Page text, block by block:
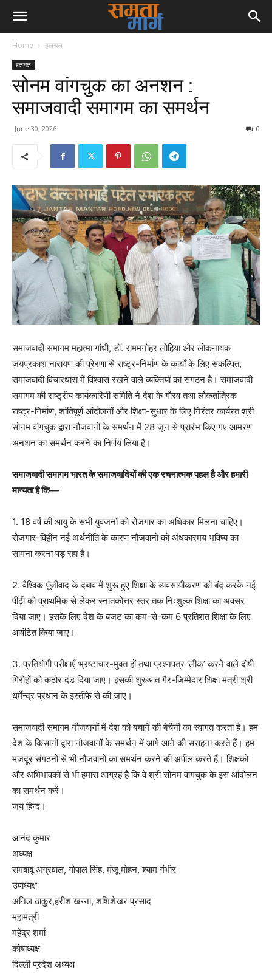
Home हलचल
हलचल
सोनम वांगचुक का अनशन :
समाजवादी समागम का समर्थन
June 30, 2026 0
समाजवादी समागम महात्मा गांधी, डॉ. राममनोहर लोहिया और लोकनायक
जयप्रकाश नारायण की प्रेरणा से राष्ट्र-निर्माण के कार्यों के लिए संकल्पित,
समाजवादी विचारधारा में विश्वास रखने वाले व्यक्तियों का संगठन है। समाजवादी
समागम की राष्ट्रीय कार्यकारिणी समिति ने देश के गौरव तथा लोकतांत्रिक
राष्ट्र-निर्माण, शांतिपूर्ण आंदोलनों और शिक्षा-सुधार के लिए निरंतर कार्यरत श्री
सोनम वांगचुक द्वारा नौजवानों के समर्थन में 28 जून से प्रारंभ किए गए आमरण
अनशन का समर्थन करने का निर्णय लिया है।
समाजवादी समागम भारत के समाजवादियों की एक रचनात्मक पहल है और हमारी
मान्यता है कि—
1. 18 वर्ष की आयु के सभी युवजनों को रोजगार का अधिकार मिलना चाहिए।
रोजगार-विहीन नई अर्थनीति के कारण नौजवानों को अंधकारमय भविष्य का
सामना करना पड़ रहा है।
2. वैश्विक पूंजीवाद के दबाव में शुरू हुए शिक्षा के व्यवसायीकरण को बंद करके नई
पीढ़ी को प्राथमिक से लेकर स्नातकोत्तर स्तर तक निःशुल्क शिक्षा का अवसर
दिया जाए। इसके लिए देश के बजट का कम-से-कम 6 प्रतिशत शिक्षा के लिए
आवंटित किया जाए।
3. प्रतियोगी परीक्षाएँ भ्रष्टाचार-मुक्त हों तथा प्रश्नपत्र ‘लीक’ करने वाले दोषी
गिरोहों को कठोर दंड दिया जाए। इसकी शुरुआत गैर-जिम्मेदार शिक्षा मंत्री श्री
धर्मेन्द्र प्रधान के इस्तीफे से की जाए।
समाजवादी समागम नौजवानों में देश को बचाने की बेचैनी का स्वागत करता है। हम
देश के किसानों द्वारा नौजवानों के समर्थन में आगे आने की सराहना करते हैं। हम
मजदूर संगठनों से भी नौजवानों का समर्थन करने की अपील करते हैं। शिक्षकों
और अभिभावकों से भी हमारा आग्रह है कि वे श्री सोनम वांगचुक के इस आंदोलन
का समर्थन करें।
जय हिन्द।
आनंद कुमार
अध्यक्ष
रामबाबू अग्रवाल, गोपाल सिंह, मंजू मोहन, श्याम गंभीर
उपाध्यक्ष
अनिल ठाकुर,हरीश खन्ना, शशिशेखर प्रसाद
महामंत्री
महेंद्र शर्मा
कोषाध्यक्ष
दिल्ली प्रदेश अध्यक्ष